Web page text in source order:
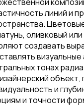
линий и
оливковый или
создавать
визуальные
тонах
и
и точности